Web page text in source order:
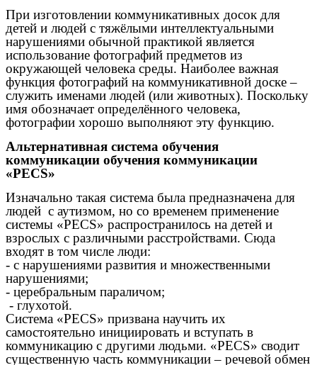
При изготовлении коммуникативных досок для
детей и людей с тяжёлыми интеллектуальными
нарушениями обычной практикой является
использование фотографий предметов из
окружающей человека среды. Наиболее важная
функция фотографий на коммуникативной доске –
служить именами людей (или животных). Поскольку
имя обозначает определённого человека,
фотографии хорошо выполняют эту функцию.
Альтернативная система обучения
коммуникации обучения коммуникации
«PECS»
Изначально такая система была предназначена для
людей с аутизмом, но со временем применение
системы «PECS» распространилось на детей и
взрослых с различными расстройствами. Сюда
входят в том числе люди:
- с нарушениями развития и множественными
нарушениями;
- церебральным параличом;
- глухотой.
Система «PECS» призвана научить их
самостоятельно инициировать и вступать в
коммуникацию с другими людьми. «PECS» сводит
существенную часть коммуникации – речевой обмен